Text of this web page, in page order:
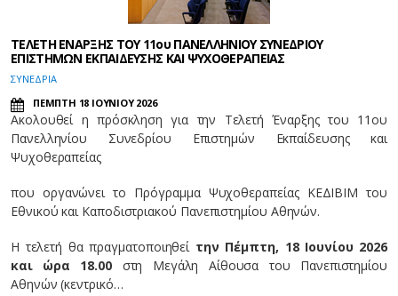
ΤΕΛΕΤΗ ΕΝΑΡΞΗΣ ΤΟΥ 11ου ΠΑΝΕΛΛΗΝΙΟΥ ΣΥΝΕΔΡΙΟΥ
ΕΠΙΣΤΗΜΩΝ ΕΚΠΑΙΔΕΥΣΗΣ ΚΑΙ ΨΥΧΟΘΕΡΑΠΕΙΑΣ
ΣΥΝΕΔΡΙΑ
ΠΕΜΠΤΗ 18 ΙΟΥΝΙΟΥ 2026
Ακολουθεί η πρόσκληση για την Τελετή Έναρξης του 11ου
Πανελληνίου Συνεδρίου Επιστημών Εκπαίδευσης και
Ψυχοθεραπείας
που οργανώνει το Πρόγραμμα Ψυχοθεραπείας ΚΕΔΙΒΙΜ του
Εθνικού και Καποδιστριακού Πανεπιστημίου Αθηνών.
Η τελετή θα πραγματοποιηθεί την Πέμπτη, 18 Ιουνίου 2026
και ώρα 18.00 στη Μεγάλη Αίθουσα του Πανεπιστημίου
Αθηνών (κεντρικό…